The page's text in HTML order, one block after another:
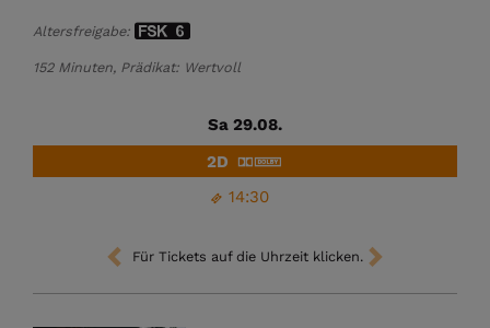
Altersfreigabe:
152 Minuten, Prädikat: Wertvoll
Sa 29.08.
14:30
2D
Für Tickets auf die Uhrzeit klicken.